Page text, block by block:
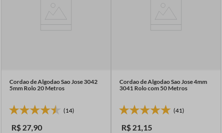
Cordao de Algodao Sao Jose 3042
5mm Rolo 20 Metros
(14)
R$ 27,90
Cordao de Algodao Sao Jose 4mm
3041 Rolo com 50 Metros
(41)
R$ 21,15